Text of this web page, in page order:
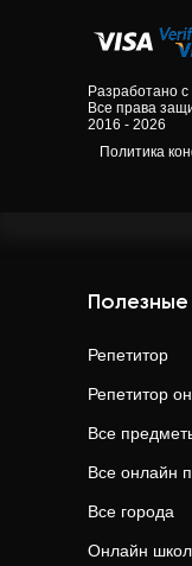
Разработано
Все права
2016 - 2026
Политика
Репетитор
Репетитор
Все
Все онлайн
Все города
Онлайн